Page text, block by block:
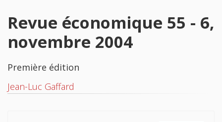
Revue économique 55 - 6,
novembre 2004
Première édition
Jean-Luc Gaffard